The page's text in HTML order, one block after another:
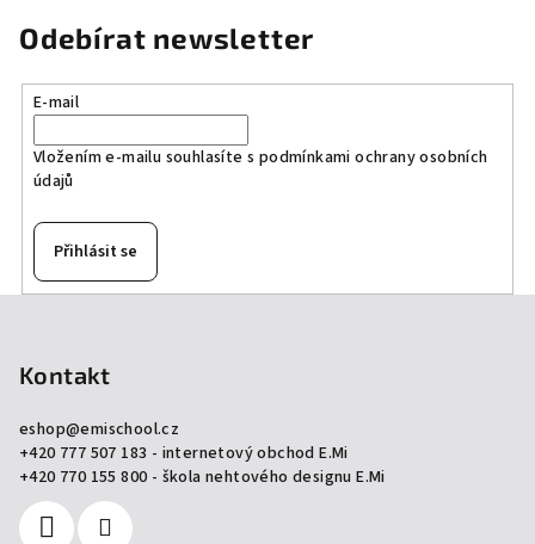
Odebírat newsletter
E-mail
Vložením e-mailu souhlasíte s podmínkami ochrany osobních
údajů
Přihlásit se
Kontakt
eshop@emischool.cz
+420 777 507 183 - internetový obchod E.Mi
+420 770 155 800 - škola nehtového designu E.Mi